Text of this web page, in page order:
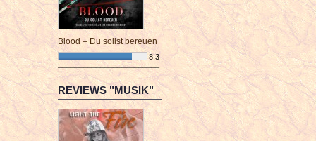
Blood – Du sollst bereuen
8,3
¯¯¯¯¯¯¯¯¯¯¯¯¯¯¯¯¯¯¯¯¯¯¯¯
REVIEWS "MUSIK"